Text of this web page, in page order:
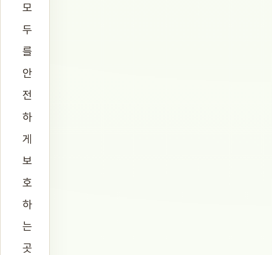
모
두
를
안
전
하
게
보
호
하
는
곳